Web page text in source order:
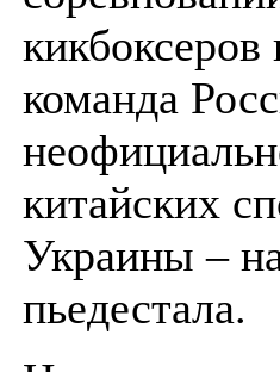
команда
китайских
Украины –
пьедестала.